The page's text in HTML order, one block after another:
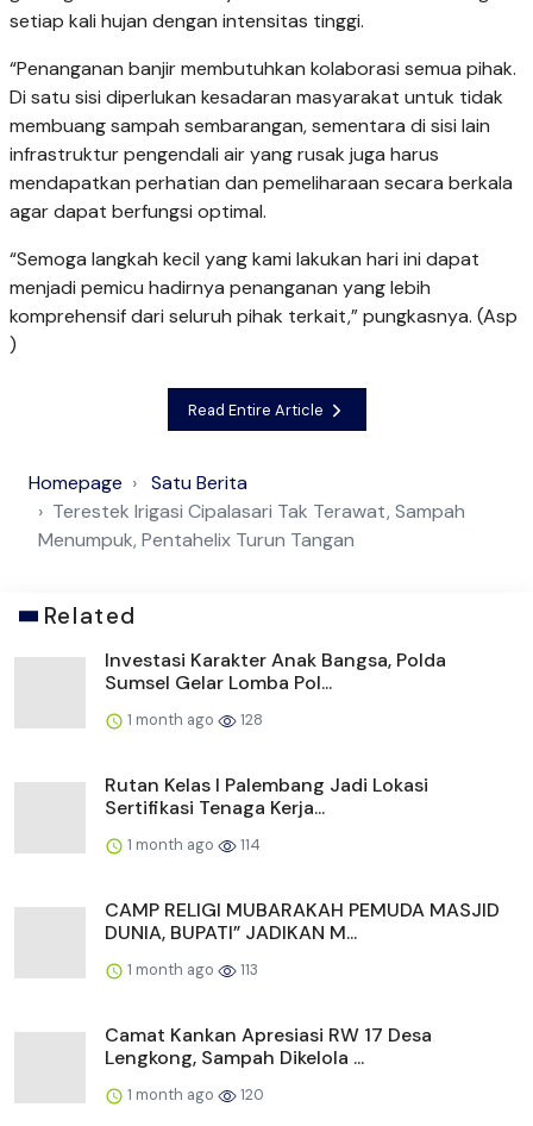
setiap kali hujan dengan intensitas tinggi.
“Penanganan banjir membutuhkan kolaborasi semua pihak.
Di satu sisi diperlukan kesadaran masyarakat untuk tidak
membuang sampah sembarangan, sementara di sisi lain
infrastruktur pengendali air yang rusak juga harus
mendapatkan perhatian dan pemeliharaan secara berkala
agar dapat berfungsi optimal.
“Semoga langkah kecil yang kami lakukan hari ini dapat
menjadi pemicu hadirnya penanganan yang lebih
komprehensif dari seluruh pihak terkait,” pungkasnya. (Asp
)
Read Entire Article
Homepage
Satu Berita
Terestek Irigasi Cipalasari Tak Terawat, Sampah
Menumpuk, Pentahelix Turun Tangan
Related
Investasi Karakter Anak Bangsa, Polda
Sumsel Gelar Lomba Pol...
1 month ago 128
Rutan Kelas I Palembang Jadi Lokasi
Sertifikasi Tenaga Kerja...
1 month ago 114
CAMP RELIGI MUBARAKAH PEMUDA MASJID
DUNIA, BUPATI” JADIKAN M...
1 month ago 113
Camat Kankan Apresiasi RW 17 Desa
Lengkong, Sampah Dikelola ...
1 month ago 120